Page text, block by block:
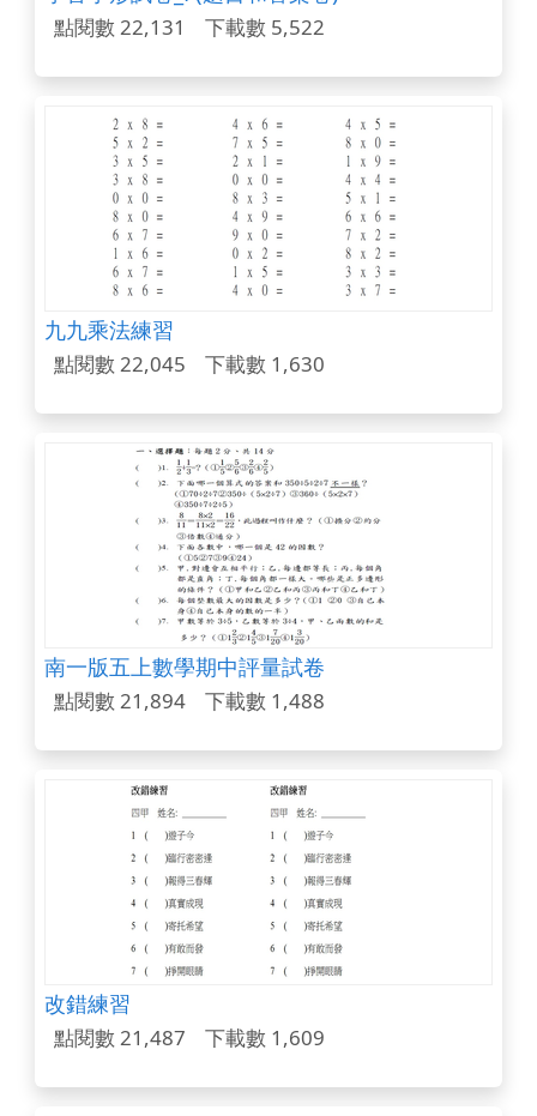
點閱數 22,131 下載數 5,522
九九乘法練習
點閱數 22,045 下載數 1,630
南一版五上數學期中評量試卷
點閱數 21,894 下載數 1,488
改錯練習
點閱數 21,487 下載數 1,609